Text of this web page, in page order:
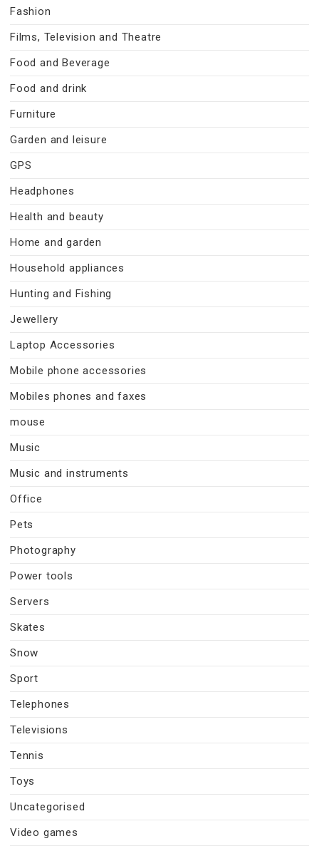
Fashion
Films, Television and Theatre
Food and Beverage
Food and drink
Furniture
Garden and leisure
GPS
Headphones
Health and beauty
Home and garden
Household appliances
Hunting and Fishing
Jewellery
Laptop Accessories
Mobile phone accessories
Mobiles phones and faxes
mouse
Music
Music and instruments
Office
Pets
Photography
Power tools
Servers
Skates
Snow
Sport
Telephones
Televisions
Tennis
Toys
Uncategorised
Video games